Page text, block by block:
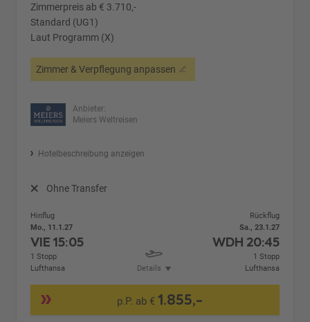
Zimmerpreis ab € 3.710,-
Standard (UG1)
Laut Programm (X)
Zimmer & Verpflegung anpassen
Anbieter:
Meiers Weltreisen
Hotelbeschreibung anzeigen
Ohne Transfer
Hinflug
Mo., 11.1.27
VIE15:05
1 Stopp
Lufthansa
Details
Rückflug
Sa., 23.1.27
WDH 20:45
1 Stopp
Lufthansa
p.P. ab €1.855,-